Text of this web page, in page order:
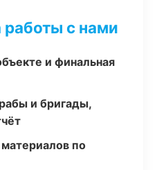
с нами
и финальная
и бригады,
по